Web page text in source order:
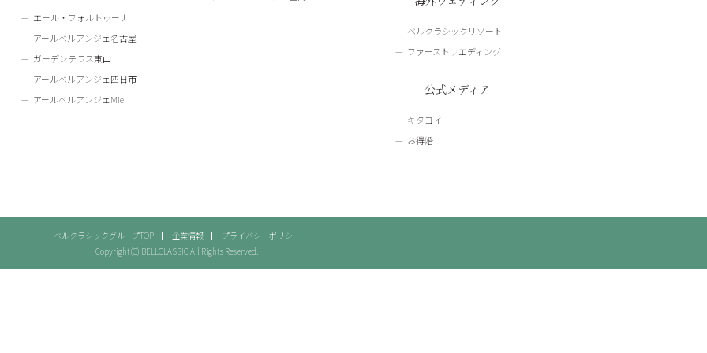
エール・フォルトゥーナ
アールベルアンジェ名古屋
ガーデンテラス東山
アールベルアンジェ四日市
アールベルアンジェMie
ベルクラシックリゾート
ファーストウエディング
公式メディア
キタコイ
お得婚
ベルクラシックグループTOP 企業情報
プライバシーポリシー
Copyright(C) BELLCLASSIC All Rights Reserved.